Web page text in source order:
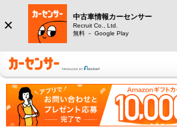
中古車情報カーセンサー
Recruit Co., Ltd.
無料 － Google Play